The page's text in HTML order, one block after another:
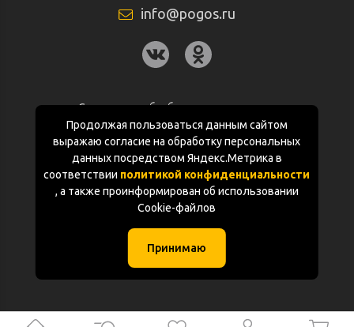
Продолжая пользоваться данным сайтом
выражаю согласие на обработку персональных
данных посредством Яндекс.Метрика в
соответствии политикой конфиденциальности
, а также проинформирован об использовании
Cookie-файлов
Принимаю
info@pogos.ru
Согласие на обработку персональных
данных
Политика конфиденциальности
Документация
(с) «POGOS.ru» 2010-2026 (ИП Чивчян М.Р.)